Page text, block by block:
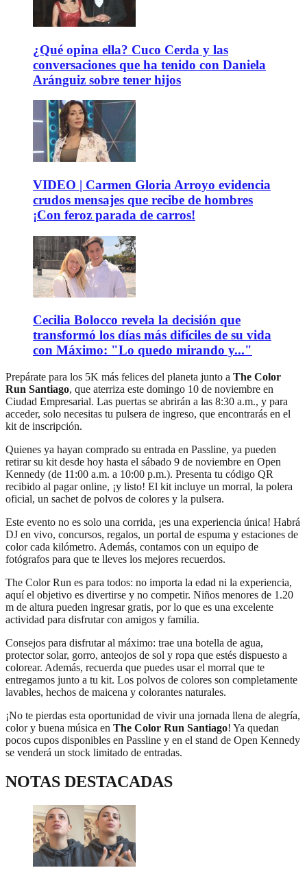
¿Qué opina ella? Cuco Cerda y las
conversaciones que ha tenido con Daniela
Aránguiz sobre tener hijos
VIDEO | Carmen Gloria Arroyo evidencia
crudos mensajes que recibe de hombres
¡Con feroz parada de carros!
Cecilia Bolocco revela la decisión que
transformó los días más difíciles de su vida
con Máximo: "Lo quedo mirando y..."
Prepárate para los 5K más felices del planeta junto a The Color
Run Santiago, que aterriza este domingo 10 de noviembre en
Ciudad Empresarial. Las puertas se abrirán a las 8:30 a.m., y para
acceder, solo necesitas tu pulsera de ingreso, que encontrarás en el
kit de inscripción.
Quienes ya hayan comprado su entrada en Passline, ya pueden
retirar su kit desde hoy hasta el sábado 9 de noviembre en Open
Kennedy (de 11:00 a.m. a 10:00 p.m.). Presenta tu código QR
recibido al pagar online, ¡y listo! El kit incluye un morral, la polera
oficial, un sachet de polvos de colores y la pulsera.
Este evento no es solo una corrida, ¡es una experiencia única! Habrá
DJ en vivo, concursos, regalos, un portal de espuma y estaciones de
color cada kilómetro. Además, contamos con un equipo de
fotógrafos para que te lleves los mejores recuerdos.
The Color Run es para todos: no importa la edad ni la experiencia,
aquí el objetivo es divertirse y no competir. Niños menores de 1.20
m de altura pueden ingresar gratis, por lo que es una excelente
actividad para disfrutar con amigos y familia.
Consejos para disfrutar al máximo: trae una botella de agua,
protector solar, gorro, anteojos de sol y ropa que estés dispuesto a
colorear. Además, recuerda que puedes usar el morral que te
entregamos junto a tu kit. Los polvos de colores son completamente
lavables, hechos de maicena y colorantes naturales.
¡No te pierdas esta oportunidad de vivir una jornada llena de alegría,
color y buena música en The Color Run Santiago! Ya quedan
pocos cupos disponibles en Passline y en el stand de Open Kennedy
se venderá un stock limitado de entradas.
NOTAS DESTACADAS